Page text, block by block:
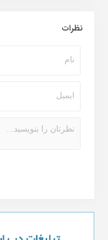
نظرات